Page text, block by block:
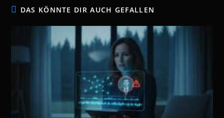
DAS KÖNNTE DIR AUCH GEFALLEN